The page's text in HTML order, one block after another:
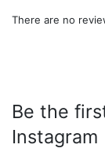
There are no
Be the
Instagram